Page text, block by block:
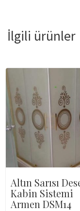
İlgili ürünler
Altın Sarısı
Kabin Sistemi
Armen DSM14